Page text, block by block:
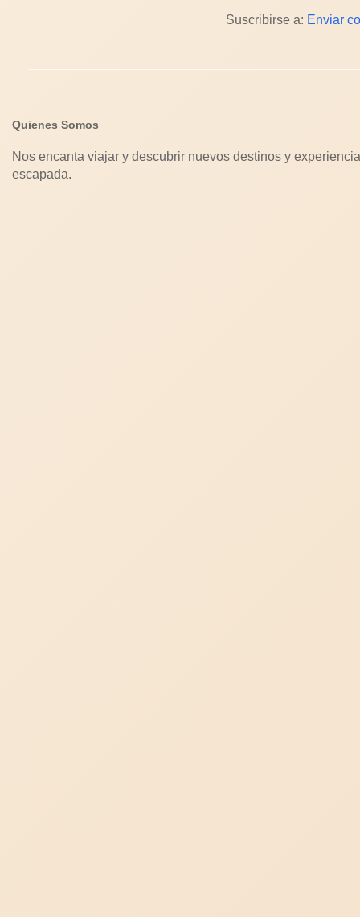
Suscribirse a: Enviar
Quienes Somos
Nos encanta viajar y descubrir nuevos destinos y
escapada.